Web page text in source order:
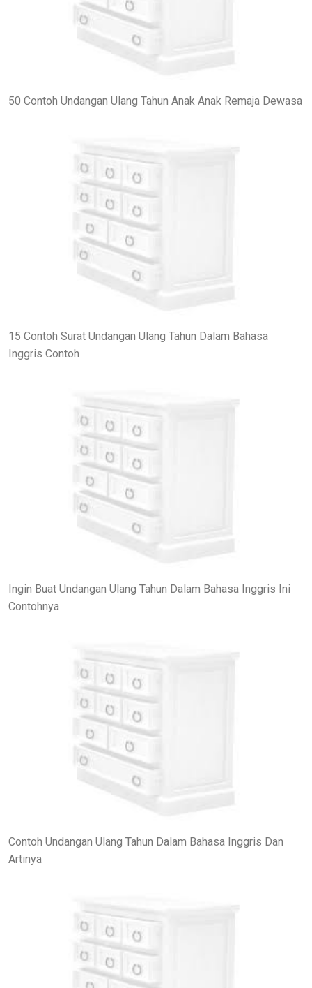
50 Contoh Undangan Ulang Tahun Anak Anak Remaja Dewasa
15 Contoh Surat Undangan Ulang Tahun Dalam Bahasa
Inggris Contoh
Ingin Buat Undangan Ulang Tahun Dalam Bahasa Inggris Ini
Contohnya
Contoh Undangan Ulang Tahun Dalam Bahasa Inggris Dan
Artinya